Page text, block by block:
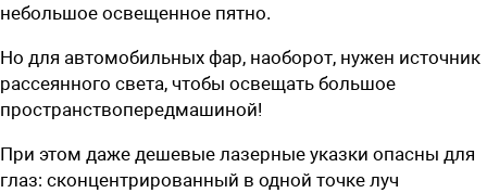
небольшое освещенное пятно.
Но для автомобильных фар, наоборот, нужен источник
рассеянного света, чтобы освещать большое
пространствопередмашиной!
При этом даже дешевые лазерные указки опасны для
глаз: сконцентрированный в одной точке луч